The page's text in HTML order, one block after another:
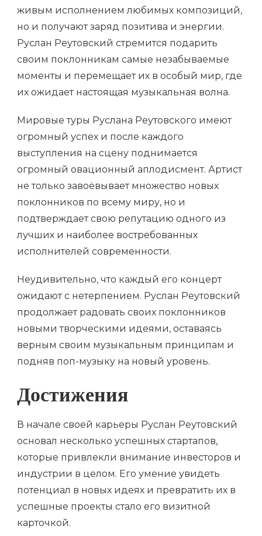
живым исполнением любимых композиций,
но и получают заряд позитива и энергии.
Руслан Реутовский стремится подарить
своим поклонникам самые незабываемые
моменты и перемещает их в особый мир, где
их ожидает настоящая музыкальная волна.
Мировые туры Руслана Реутовского имеют
огромный успех и после каждого
выступления на сцену поднимается
огромный овационный аплодисмент. Артист
не только завоёвывает множество новых
поклонников по всему миру, но и
подтверждает свою репутацию одного из
лучших и наиболее востребованных
исполнителей современности.
Неудивительно, что каждый его концерт
ожидают с нетерпением. Руслан Реутовский
продолжает радовать своих поклонников
новыми творческими идеями, оставаясь
верным своим музыкальным принципам и
подняв поп-музыку на новый уровень.
Достижения
В начале своей карьеры Руслан Реутовский
основал несколько успешных стартапов,
которые привлекли внимание инвесторов и
индустрии в целом. Его умение увидеть
потенциал в новых идеях и превратить их в
успешные проекты стало его визитной
карточкой.